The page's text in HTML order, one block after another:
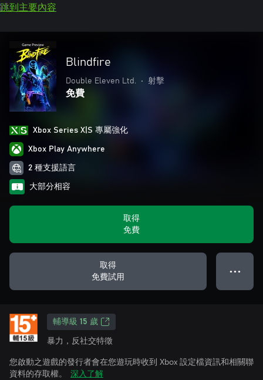
跳到主要內容
Blindfire
Double Eleven Ltd. • 射擊
免費
Xbox Series X|S 專屬強化
Xbox Play Anywhere
2 種支援語言
大部分相容
取得
免費
取得
免費試用
● ● ●
輔導級 15 歲
暴力，反社交特徵
您啟動之遊戲的發行者會在您遊玩時收到 Xbox 設定檔資訊和相關聯
資料的存取權。
深入了解